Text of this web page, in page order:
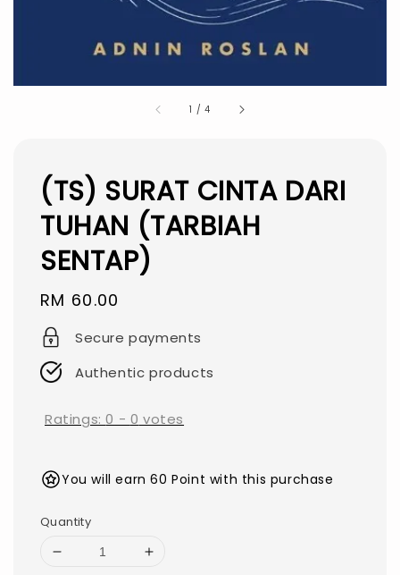
1 /4
(TS) SURAT CINTA DARI
TUHAN (TARBIAH
SENTAP)
Regular
price
RM 60.00
Secure payments
Authentic products
Ratings:0 - 0 votes
You will earn 60 Point with this purchase
Quantity